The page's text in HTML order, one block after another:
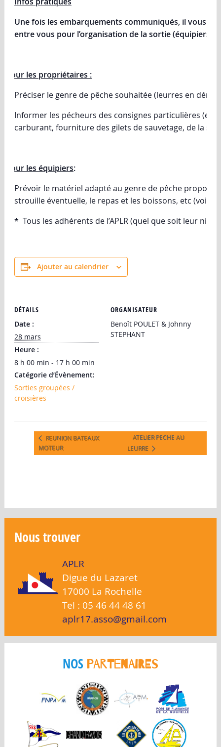
Une fois les embarquements communiqués, il vous
entre vous pour l’organisation de la sortie (équipiers /
Pour les propriétaires :
Préciser le genre de pêche souhaitée (leurres en
Informer les pécheurs des consignes particulières
carburant, fourniture des gilets de sauvetage, de la
Pour les équipiers:
Prévoir le matériel adapté au genre de pêche
strouille éventuelle, le repas et les boissons, etc (voir
* Tous les adhérents de l’APLR (quel que soit leur
Ajouter au calendrier
DÉTAILS
Date :
28 mars
Heure :
8 h 00 min - 17 h 00 min
Catégorie d’Évènement:
Sorties groupées /
croisières
ORGANISATEUR
Benoît POULET & Johnny
STEPHANT
REUNION BATEAUX
MOTEUR
ATELIER PECHE AU
LEURRE
Nous trouver
APLR
Digue du Lazaret
17000 La Rochelle
Tel : 05 46 44 48 61
aplr17.asso@gmail.com
NOS PARTENAIRES